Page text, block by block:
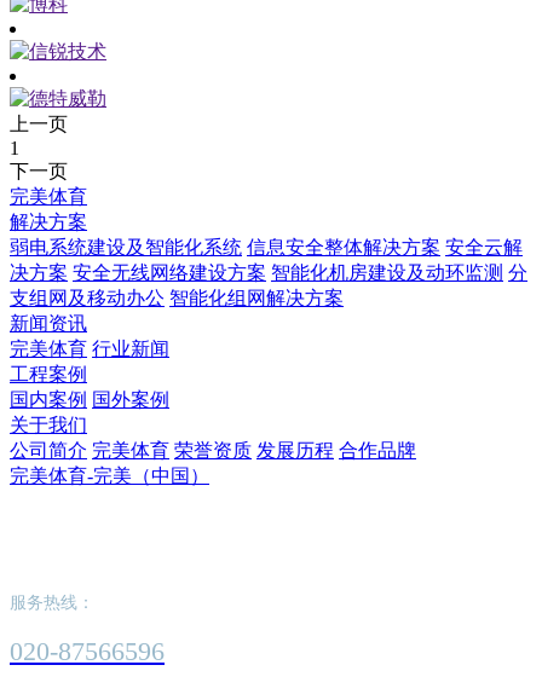
上一页
1
下一页
完美体育
解决方案
弱电系统建设及智能化系统 信息安全整体解决方案 安全云解
决方案 安全无线网络建设方案 智能化机房建设及动环监测 分
支组网及移动办公 智能化组网解决方案
新闻资讯
完美体育 行业新闻
工程案例
国内案例 国外案例
关于我们
公司简介 完美体育 荣誉资质 发展历程 合作品牌
完美体育-完美（中国）
服务热线：
020-87566596